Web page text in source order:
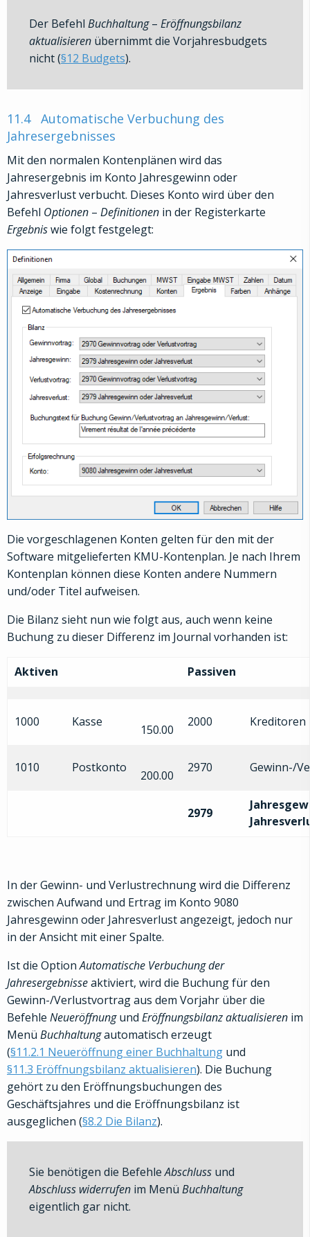
Der Befehl Buchhaltung– Eröffnungsbilanz
aktualisieren übernimmt die Vorjahresbudgets
nicht (§12 Budgets).
11.4
Automatische Verbuchung des
Jahresergebnisses
Mit den normalen Kontenplänen wird das
Jahresergebnis im Konto Jahresgewinn oder
Jahresverlust verbucht. Dieses Konto wird über den
Befehl Optionen – Definitionen in der Registerkarte
Ergebniswie folgt festgelegt:
Die vorgeschlagenen Konten gelten für den mit der
Software mitgelieferten KMU-Kontenplan. Je nach Ihrem
Kontenplan können diese Konten andere Nummern
und/oder Titel aufweisen.
Die Bilanz sieht nun wie folgt aus, auch wenn keine
Buchung zu dieser Differenz im Journal vorhanden ist:
Aktiven Passiven
1000 Kasse
150.00
2000 Kreditoren
1010 Postkonto
200.00
2970 Gewinn-/
2979
In der Gewinn- und Verlustrechnung wird die Differenz
zwischen Aufwand und Ertrag im Konto 9080
Jahresgewinn oder Jahresverlust angezeigt, jedoch nur
in der Ansicht mit einer Spalte.
Ist die OptionAutomatische Verbuchung der
Jahresergebnisseaktiviert, wird die Buchung für den
Gewinn-/Verlustvortrag aus dem Vorjahr über die
Befehle Neueröffnungund Eröffnungsbilanz aktualisieren im
Menü Buchhaltungautomatisch erzeugt
(§11.2.1 Neueröffnung einer Buchhaltung und
§11.3 Eröffnungsbilanz aktualisieren). Die Buchung
gehört zu den Eröffnungsbuchungen des
Geschäftsjahres und die Eröffnungsbilanz ist
ausgeglichen (§8.2 Die Bilanz).
Sie benötigen die BefehleAbschluss und
Abschluss widerrufen im Menü Buchhaltung
eigentlich gar nicht.